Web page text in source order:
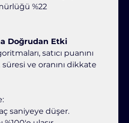
%22
Doğrudan Etki
satıcı puanını
ve oranını dikkate
saniyeye düşer.